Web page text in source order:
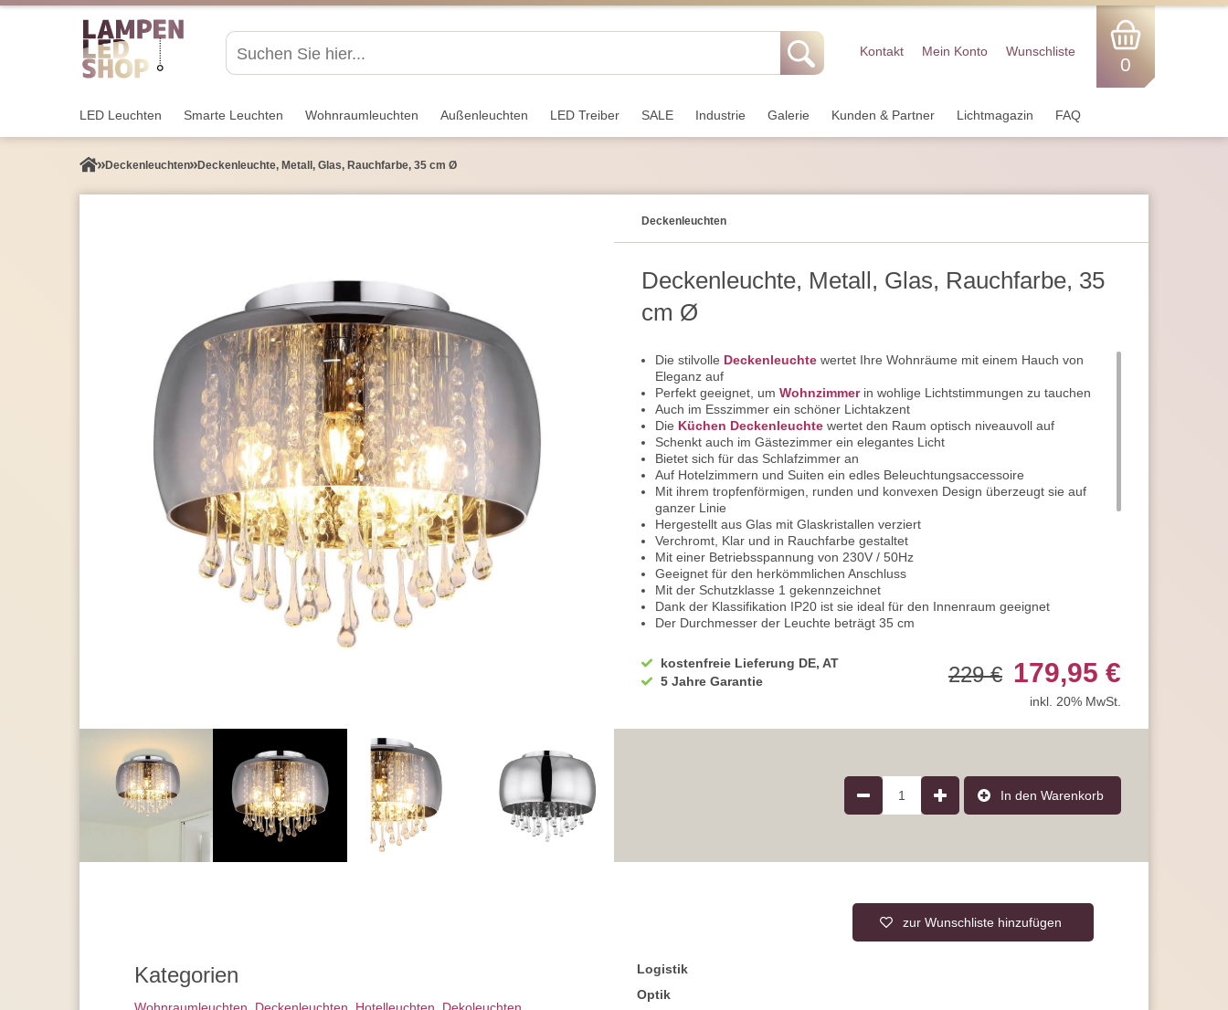
Kontakt Mein Konto Wunschliste
0
LED Leuchten Smarte Leuchten Wohnraum­leuchten Außen­leuchten LED Treiber SALE Industrie Galerie Kunden & Partner Lichtmagazin FAQ
Decken­leuchten Deckenleuchte, Metall, Glas, Rauchfarbe, 35 cm Ø
Decken­leuchten
Deckenleuchte, Metall, Glas, Rauchfarbe, 35
cm Ø
Die stilvolle Deckenleuchte wertet Ihre Wohnräume mit einem Hauch von
Eleganz auf
Perfekt geeignet, um Wohnzimmerin wohlige Lichtstimmungen zu tauchen
Auch im Esszimmer ein schöner Lichtakzent
Die Küchen Deckenleuchte wertet den Raum optisch niveauvoll auf
Schenkt auch im Gästezimmer ein elegantes Licht
Bietet sich für das Schlafzimmer an
Auf Hotelzimmern und Suiten ein edles Beleuchtungsaccessoire
Mit ihrem tropfenförmigen, runden und konvexen Design überzeugt sie auf
ganzer Linie
Hergestellt aus Glas mit Glaskristallen verziert
Verchromt, Klar und in Rauchfarbe gestaltet
Mit einer Betriebsspannung von 230V / 50Hz
Geeignet für den herkömmlichen Anschluss
Mit der Schutzklasse 1 gekennzeichnet
Dank der Klassifikation IP20 ist sie ideal für den Innenraum geeignet
Der Durchmesser der Leuchte beträgt 35 cm
Das Produkt verfügt über E14 Leuchtmittelfassungen
Jeweils für eine Leistung von maximal 25 Watt geeignet
Sie benötigen 5 Leuchtmittel für den Lichtbetrieb
Wir empfehlen Ihnen den Einsatz der innovativen LED-Technologie
Sie haben bei uns 5 Jahre Garantie, statt der üblichen 2 Jahre
kostenfreie Lieferung DE, AT
5 Jahre Garantie
229 € 179,95 €
inkl. 20% MwSt.
1 In den Warenkorb
zur Wunschliste hinzufügen
Kategorien
Logistik
Optik